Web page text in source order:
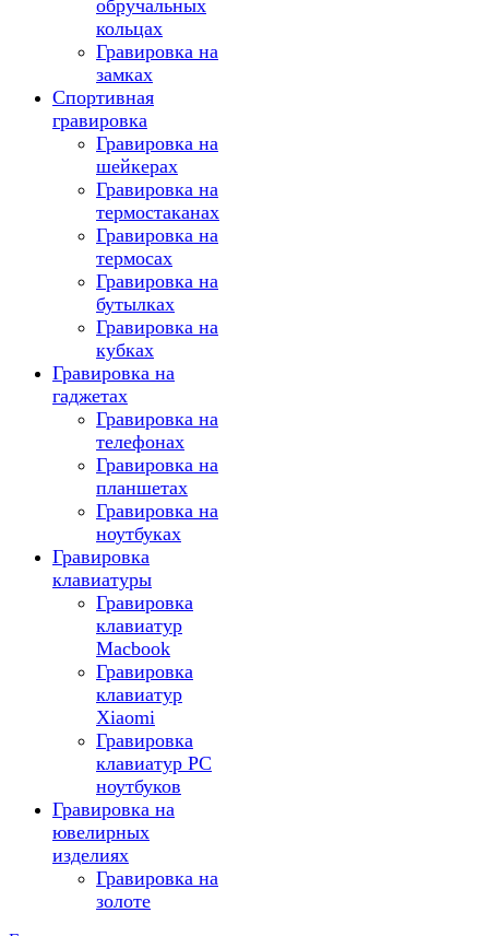
обручальных
кольцах
Гравировка на
замках
Спортивная
гравировка
Гравировка на
шейкерах
Гравировка на
термостаканах
Гравировка на
термосах
Гравировка на
бутылках
Гравировка на
кубках
Гравировка на
гаджетах
Гравировка на
телефонах
Гравировка на
планшетах
Гравировка на
ноутбуках
Гравировка
клавиатуры
Гравировка
клавиатур
Macbook
Гравировка
клавиатур
Xiaomi
Гравировка
клавиатур PC
ноутбуков
Гравировка на
ювелирных
изделиях
Гравировка на
золоте